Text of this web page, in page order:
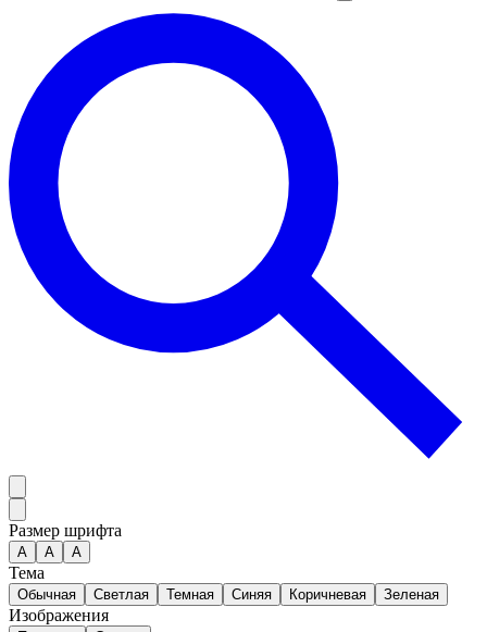
Размер шрифта
А A A
Тема
Обычная Светлая Темная Синяя Коричневая Зеленая
Изображения